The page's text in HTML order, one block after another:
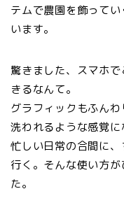
テムで農園を飾って
います。
驚きました、スマホ
きるなんて。
グラフィックもふん
洗われるような感覚に
忙しい日常の合間に
行く。そんな使い方
た。